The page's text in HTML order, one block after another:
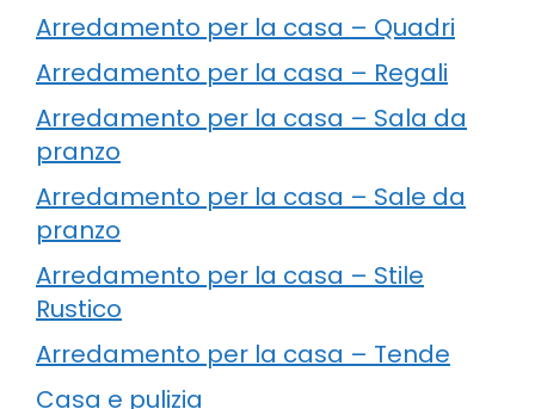
Arredamento per la casa – Quadri
Arredamento per la casa – Regali
Arredamento per la casa – Sala da
pranzo
Arredamento per la casa – Sale da
pranzo
Arredamento per la casa – Stile
Rustico
Arredamento per la casa – Tende
Casa e pulizia